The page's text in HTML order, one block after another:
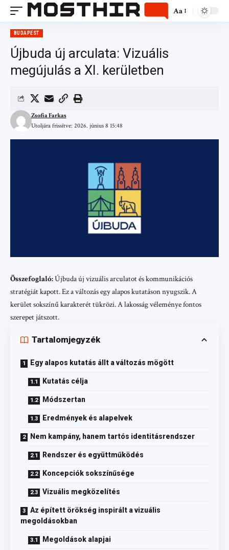
Aa
BUDAPEST
Újbuda új arculata: Vizuális
megújulás a XI. kerületben
Utoljára frissítve: 2026. június 8 15:48
Zsofia Farkas
Összefoglaló:Újbuda új vizuális arculatot és kommunikációs
stratégiát kapott. Ez a változás egy alapos kutatáson nyugszik. A
kerület sokszínű karakterét tükrözi. A lakosság véleménye fontos
szerepet játszott.
Tartalomjegyzék
Egy alapos kutatás állt a változás mögött
Kutatás célja
Módszertan
Eredmények és alapelvek
Nem kampány, hanem tartós identitásrendszer
Rendszer és együttműködés
Koncepciók sokszínűsége
Vizuális megközelítés
Az épített örökség inspirált a vizuális
megoldásokban
Megoldások alapjai